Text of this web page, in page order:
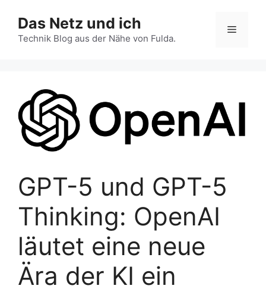
Inhalt
springen
Das Netz und ich
Technik Blog aus der Nähe von Fulda.
Menü
GPT-5 und GPT-5
Thinking: OpenAI
läutet eine neue
Ära der KI ein